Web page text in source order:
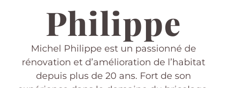
Philippe
Michel Philippe est un passionné de
rénovation et d’amélioration de l’habitat
depuis plus de 20 ans. Fort de son